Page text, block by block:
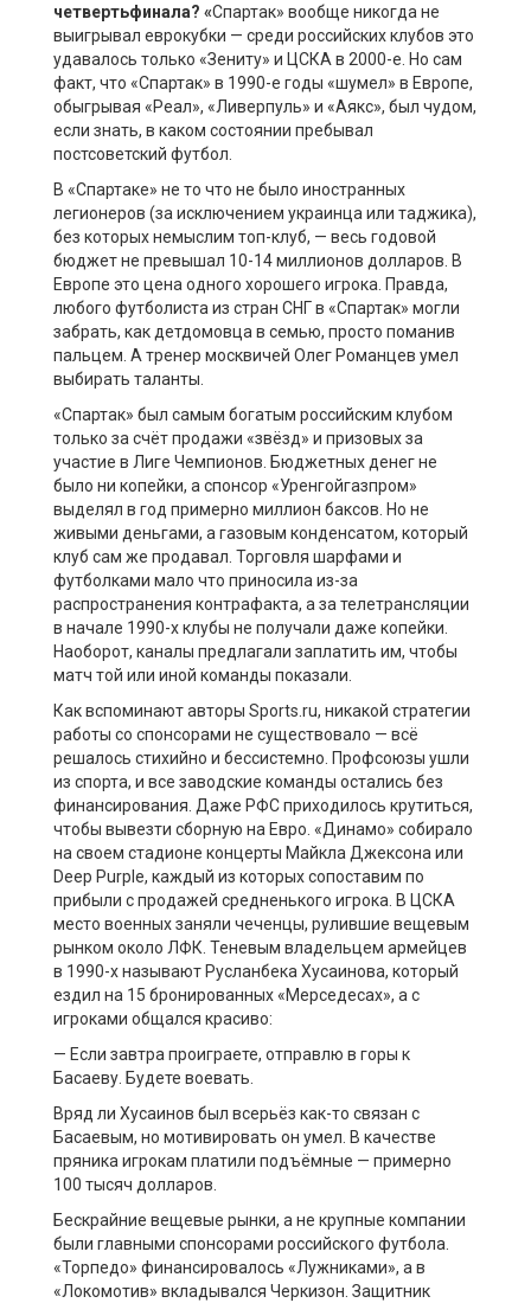
четвертьфинала? «Спартак» вообще никогда не
выигрывал еврокубки — среди российских клубов это
удавалось только «Зениту» и ЦСКА в 2000-е. Но сам
факт, что «Спартак» в 1990-е годы «шумел» в Европе,
обыгрывая «Реал», «Ливерпуль» и «Аякс», был чудом,
если знать, в каком состоянии пребывал
постсоветский футбол.
В «Спартаке» не то что не было иностранных
легионеров (за исключением украинца или таджика),
без которых немыслим топ-клуб, — весь годовой
бюджет не превышал 10-14 миллионов долларов. В
Европе это цена одного хорошего игрока. Правда,
любого футболиста из стран СНГ в «Спартак» могли
забрать, как детдомовца в семью, просто поманив
пальцем. А тренер москвичей Олег Романцев умел
выбирать таланты.
«Спартак» был самым богатым российским клубом
только за счёт продажи «звёзд» и призовых за
участие в Лиге Чемпионов. Бюджетных денег не
было ни копейки, а спонсор «Уренгойгазпром»
выделял в год примерно миллион баксов. Но не
живыми деньгами, а газовым конденсатом, который
клуб сам же продавал. Торговля шарфами и
футболками мало что приносила из-за
распространения контрафакта, а за телетрансляции
в начале 1990-х клубы не получали даже копейки.
Наоборот, каналы предлагали заплатить им, чтобы
матч той или иной команды показали.
Как вспоминают авторы Sports.ru, никакой стратегии
работы со спонсорами не существовало — всё
решалось стихийно и бессистемно. Профсоюзы ушли
из спорта, и все заводские команды остались без
финансирования. Даже РФС приходилось крутиться,
чтобы вывезти сборную на Евро. «Динамо» собирало
на своем стадионе концерты Майкла Джексона или
Deep Purple, каждый из которых сопоставим по
прибыли с продажей средненького игрока. В ЦСКА
место военных заняли чеченцы, рулившие вещевым
рынком около ЛФК. Теневым владельцем армейцев
в 1990-х называют Русланбека Хусаинова, который
ездил на 15 бронированных «Мерседесах», а с
игроками общался красиво:
— Если завтра проиграете, отправлю в горы к
Басаеву. Будете воевать.
Вряд ли Хусаинов был всерьёз как-то связан с
Басаевым, но мотивировать он умел. В качестве
пряника игрокам платили подъёмные — примерно
100 тысяч долларов.
Бескрайние вещевые рынки, а не крупные компании
были главными спонсорами российского футбола.
«Торпедо» финансировалось «Лужниками», а в
«Локомотив» вкладывался Черкизон. Защитник